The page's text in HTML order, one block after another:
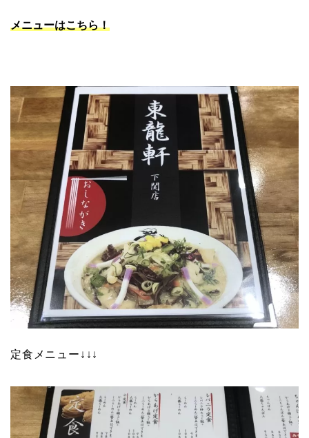
メニューはこちら！
定食メニュー↓↓↓